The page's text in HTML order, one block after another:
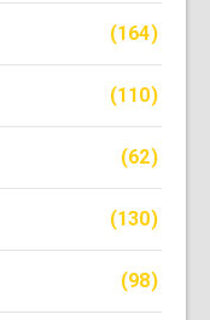
(164)
(110)
(62)
(130)
(98)